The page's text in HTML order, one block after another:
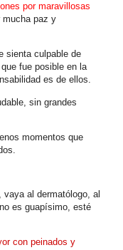
por maravillosas
mucha paz y
sienta culpable de
fue posible en la
es de ellos.
sin grandes
momentos que
al dermatólogo, al
es guapísimo, esté
con peinados y